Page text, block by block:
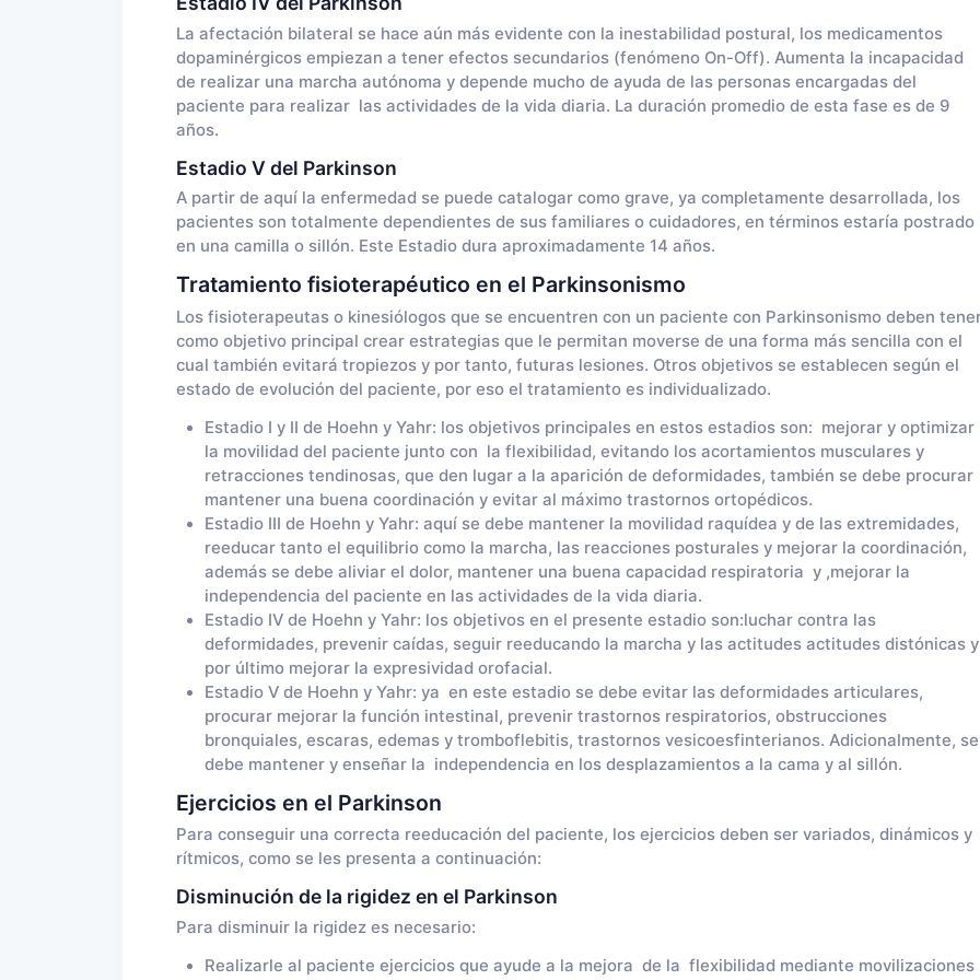
La afectación bilateral se hace aún más evidente con la inestabilidad postural, los medicamentos
dopaminérgicos empiezan a tener efectos secundarios (fenómeno On-Off). Aumenta la incapacidad
de realizar una marcha autónoma y depende mucho de ayuda de las personas encargadas del
paciente para realizar las actividades de la vida diaria. La duración promedio de esta fase es de 9
años.
Estadio V del Parkinson
A partir de aquí la enfermedad se puede catalogar como grave, ya completamente desarrollada, los
pacientes son totalmente dependientes de sus familiares o cuidadores, en términos estaría postrado
en una camilla o sillón. Este Estadio dura aproximadamente 14 años.
Tratamiento fisioterapéutico en el Parkinsonismo
Los fisioterapeutas o kinesiólogos que se encuentren con un paciente con Parkinsonismo deben
como objetivo principal crear estrategias que le permitan moverse de una forma más sencilla con el
cual también evitará tropiezos y por tanto, futuras lesiones. Otros objetivos se establecen según el
estado de evolución del paciente, por eso el tratamiento es individualizado.
Estadio I y II de Hoehn y Yahr: los objetivos principales en estos estadios son: mejorar y optimizar
la movilidad del paciente junto con la flexibilidad, evitando los acortamientos musculares y
retracciones tendinosas, que den lugar a la aparición de deformidades, también se debe procurar
mantener una buena coordinación y evitar al máximo trastornos ortopédicos.
Estadio III de Hoehn y Yahr: aquí se debe mantener la movilidad raquídea y de las extremidades,
reeducar tanto el equilibrio como la marcha, las reacciones posturales y mejorar la coordinación,
además se debe aliviar el dolor, mantener una buena capacidad respiratoria y ,mejorar la
independencia del paciente en las actividades de la vida diaria.
Estadio IV de Hoehn y Yahr: los objetivos en el presente estadio son:luchar contra las
deformidades, prevenir caídas, seguir reeducando la marcha y las actitudes actitudes distónicas y
por último mejorar la expresividad orofacial.
Estadio V de Hoehn y Yahr: ya en este estadio se debe evitar las deformidades articulares,
procurar mejorar la función intestinal, prevenir trastornos respiratorios, obstrucciones
bronquiales, escaras, edemas y tromboflebitis, trastornos vesicoesfinterianos. Adicionalmente, se
debe mantener y enseñar la independencia en los desplazamientos a la cama y al sillón.
Ejercicios en el Parkinson
Para conseguir una correcta reeducación del paciente, los ejercicios deben ser variados, dinámicos y
rítmicos, como se les presenta a continuación:
Disminución de la rigidez en el Parkinson
Para disminuir la rigidez es necesario:
Realizarle al paciente ejercicios que ayude a la mejora de la flexibilidad mediante movilizaciones